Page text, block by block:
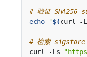
# 验证 SHA256
echo
"$(curl -
# 检索 sigstore
curl -Ls